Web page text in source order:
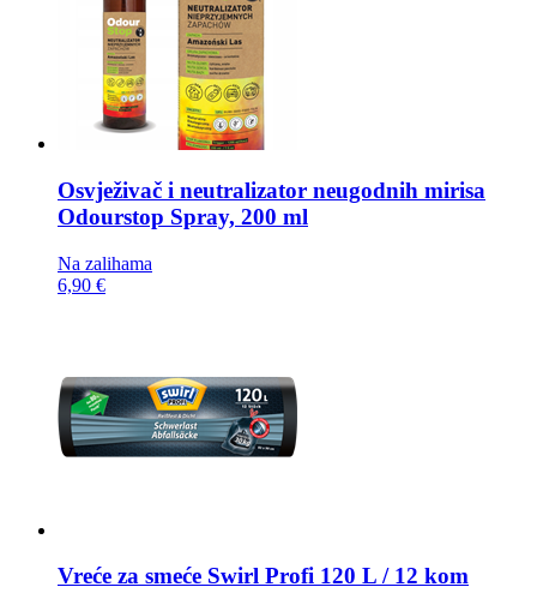
Osvježivač i neutralizator neugodnih mirisa
Odourstop Spray, 200 ml
Na zalihama
6,90 €
Vreće za smeće Swirl Profi 120 L / 12 kom